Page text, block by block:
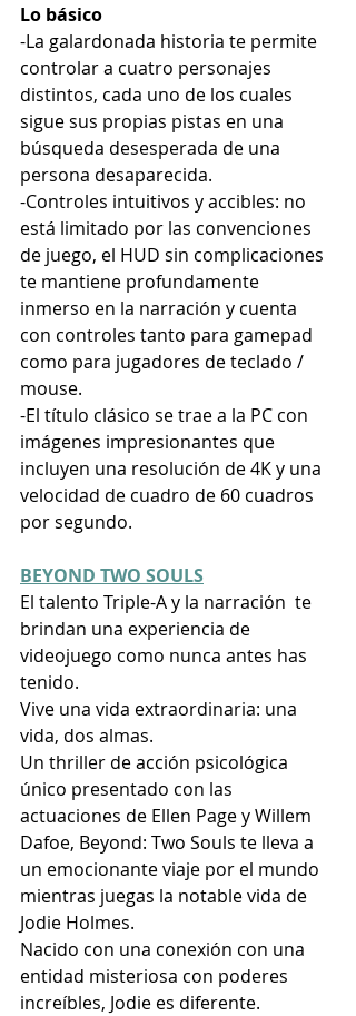
Lo básico
-La galardonada historia te permite
controlar a cuatro personajes
distintos, cada uno de los cuales
sigue sus propias pistas en una
búsqueda desesperada de una
persona desaparecida.
-Controles intuitivos y accibles: no
está limitado por las convenciones
de juego, el HUD sin complicaciones
te mantiene profundamente
inmerso en la narración y cuenta
con controles tanto para gamepad
como para jugadores de teclado /
mouse.
-El título clásico se trae a la PC con
imágenes impresionantes que
incluyen una resolución de 4K y una
velocidad de cuadro de 60 cuadros
por segundo.
BEYOND TWO SOULS
El talento Triple-A y la narración  te
brindan una experiencia de
videojuego como nunca antes has
tenido.
Vive una vida extraordinaria: una
vida, dos almas.
Un thriller de acción psicológica
único presentado con las
actuaciones de Ellen Page y Willem
Dafoe, Beyond: Two Souls te lleva a
un emocionante viaje por el mundo
mientras juegas la notable vida de
Jodie Holmes.
Nacido con una conexión con una
entidad misteriosa con poderes
increíbles, Jodie es diferente.